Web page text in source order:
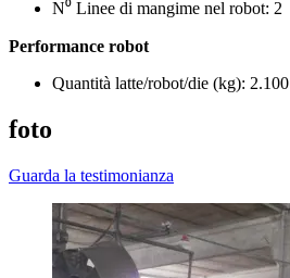
N⁰ Linee di mangime nel robot: 2
Performance robot
Quantità latte/robot/die (kg): 2.100
foto
Guarda la testimonianza